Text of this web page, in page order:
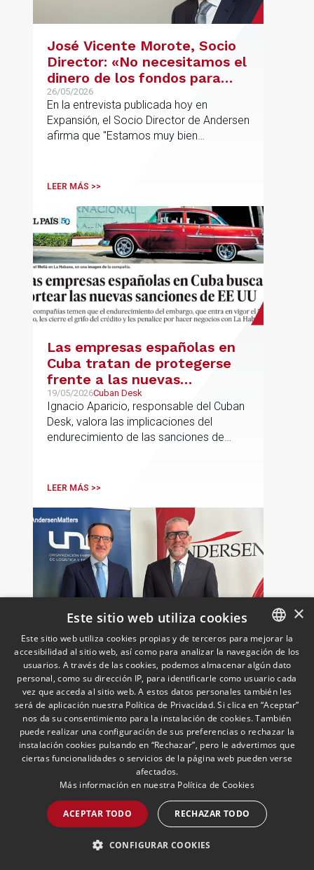
José Vicente Morote, Socio
Director: «No necesitamos el
dinero de los fondos para
desarrollar nuestro
proyecto»
26/05/2026
En la entrevista publicada hoy en
Expansión, el Socio Director de Andersen
afirma que "Estamos muy bien
tenemos y ese es el modelo que vamos
LEER MÁS >>
Las empresas españolas en
Cuba tratan de protegerse
frente a las nuevas
sanciones millonarias que
prepara Estados Unidos
19/05/2026Cuban Desk
Ignacio Aparicio, responsable del Cuban
Desk, valora las implicaciones del
endurecimiento de las sanciones de
LEER MÁS >>
UNO incorpora a Andersen
como socio colaborador para
reforzar el asesoramiento
jurídico y fiscal del sector
logístico
18/05/2026 Laboral, Fiscal, Público y Regulatorio,
Transporte, Movilidad & Logística
El presidente de UNO Logística,
Francisco Aranda, y el socio director de
Andersen Iberia, José Vicente Morote,
han rubricado un acuerdo de
colaboración con el que ambas
entidades trabajarán para ayudar a las
empresas logísticas a anticipar y
gestionar con mayor seguridad jurídica
sus principales retos regulatorios.
LEER MÁS >>
SPANISH
ENGLISH
PORTUGUESE
×
Este sitio web utiliza cookies
Este sitio web utiliza cookies propias y de terceros para mejorar la
accesibilidad al sitio web, así como para analizar la navegación de los
usuarios. A través de las cookies, podemos almacenar algún dato
personal, como su dirección IP, para identificarle como usuario cada
vez que acceda al sitio web. A estos datos personales también les
será de aplicación nuestra Política de Privacidad. Si clica en “Aceptar”
nos da su consentimiento para la instalación de cookies. También
puede realizar una configuración de sus preferencias o rechazar la
instalación cookies pulsando en “Rechazar”, pero le advertimos que
ciertas funcionalidades o servicios de la página web pueden verse
afectados.
Más información en nuestra Política de Cookies
ACEPTAR TODO RECHAZAR TODO
CONFIGURAR COOKIES